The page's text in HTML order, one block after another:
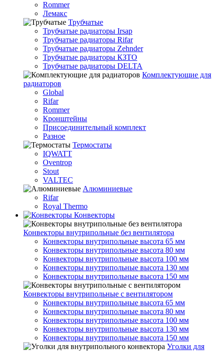
Rommer
Лемакс
Трубчатые
Трубчатые радиаторы Irsap
Трубчатые радиаторы Rifar
Трубчатые радиаторы Zehnder
Трубчатые радиаторы КЗТО
Трубчатые радиаторы DELTA
Комплектующие для
радиаторов
Global
Rifar
Rommer
Кронштейны
Присоединительный комплект
Разное
Термостаты
IQWATT
Oventrop
Stout
VALTEC
Алюминиевые
Rifar
Royal Thermo
Конвекторы
Конвекторы внутрипольные без вентилятора
Конвекторы внутрипольные высота 65 мм
Конвекторы внутрипольные высота 80 мм
Конвекторы внутрипольные высота 100 мм
Конвекторы внутрипольные высота 130 мм
Конвекторы внутрипольные высота 150 мм
Конвекторы внутрипольные с вентилятором
Конвекторы внутрипольные высота 65 мм
Конвекторы внутрипольные высота 80 мм
Конвекторы внутрипольные высота 100 мм
Конвекторы внутрипольные высота 130 мм
Конвекторы внутрипольные высота 150 мм
Уголки для